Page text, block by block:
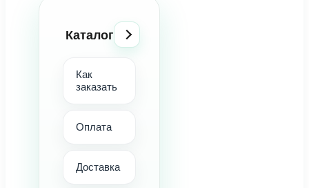
Каталог
Как
заказать
Оплата
Доставка